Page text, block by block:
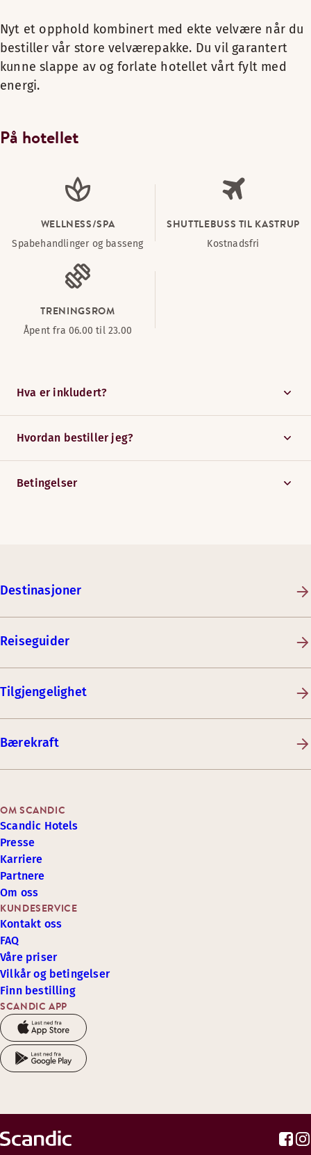
Nyt et opphold kombinert med ekte velvære når du
bestiller vår store velværepakke. Du vil garantert
kunne slappe av og forlate hotellet vårt fylt med
energi.
På hotellet
WELLNESS/SPA
Spabehandlinger og basseng
SHUTTLEBUSS TIL KASTRUP
Kostnadsfri
TRENINGSROM
Åpent fra 06.00 til 23.00
Hva er inkludert?
Hvordan bestiller jeg?
Betingelser
Destinasjoner
Reiseguider
Tilgjengelighet
Bærekraft
SCANDIC APP
KUNDESERVICE
Kontakt oss
FAQ
Våre priser
Vilkår og betingelser
Finn bestilling
OM SCANDIC
Scandic Hotels
Presse
Karriere
Partnere
Om oss